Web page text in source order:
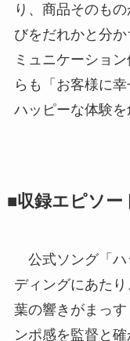
り、商品そのも
びをだれかと分
ミュニケーショ
らも「お客様に
ハッピーな体験を
■収録エピソー
公式ソング「ハ
ディングにあた
葉の響きがまっ
ンポ感を監督と